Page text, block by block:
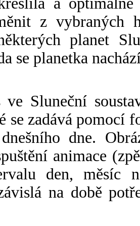
z vybraných
planet
se planetka
ve Sluneční
se zadává pomocí
dne.
animace
den, měsíc
na době